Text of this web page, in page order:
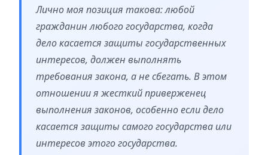
Лично моя позиция такова: любой
гражданин любого государства, когда
дело касается защиты государственных
интересов, должен выполнять
требования закона, а не сбегать. В этом
отношении я жесткий приверженец
выполнения законов, особенно если дело
касается защиты самого государства или
интересов этого государства.